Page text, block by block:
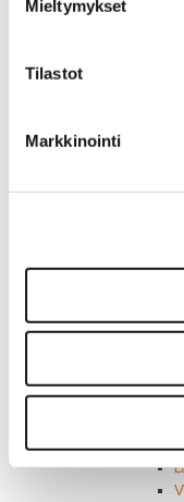
Mieltymykset
Tilastot
Markkinointi